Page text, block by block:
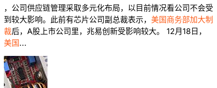
，公司供应链管理采取多元化布局，以目前情况看公司不会受
到较大影响。此前有芯片公司副总裁表示， 美国商务部加大制
裁后，A股上市公司里，兆易创新受影响较大。 12月18日，
美国...